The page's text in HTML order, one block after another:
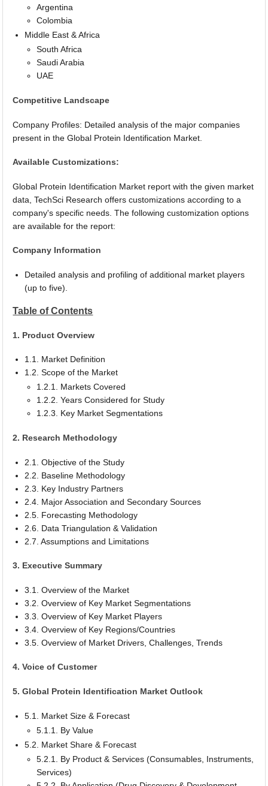
Argentina
Colombia
Middle East & Africa
South Africa
Saudi Arabia
UAE
Competitive Landscape
Company Profiles: Detailed analysis of the major companies
present in the Global Protein Identification Market.
Available Customizations:
Global Protein Identification Market report with the given market
data, TechSci Research offers customizations according to a
company's specific needs. The following customization options
are available for the report:
Company Information
Detailed analysis and profiling of additional market players
(up to five).
Table of Contents
1. Product Overview
1.1. Market Definition
1.2. Scope of the Market
1.2.1. Markets Covered
1.2.2. Years Considered for Study
1.2.3. Key Market Segmentations
2. Research Methodology
2.1. Objective of the Study
2.2. Baseline Methodology
2.3. Key Industry Partners
2.4. Major Association and Secondary Sources
2.5. Forecasting Methodology
2.6. Data Triangulation & Validation
2.7. Assumptions and Limitations
3. Executive Summary
3.1. Overview of the Market
3.2. Overview of Key Market Segmentations
3.3. Overview of Key Market Players
3.4. Overview of Key Regions/Countries
3.5. Overview of Market Drivers, Challenges, Trends
4. Voice of Customer
5. Global Protein Identification Market Outlook
5.1. Market Size & Forecast
5.1.1. By Value
5.2. Market Share & Forecast
5.2.1. By Product & Services (Consumables, Instruments,
Services)